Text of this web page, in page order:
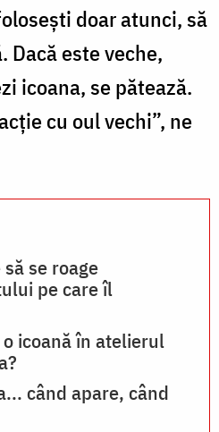
doar atunci, să
Dacă este veche,
icoana, se pătează.
cu oul vechi”, ne
se roage
pe care îl
icoană în atelierul
când apare, când